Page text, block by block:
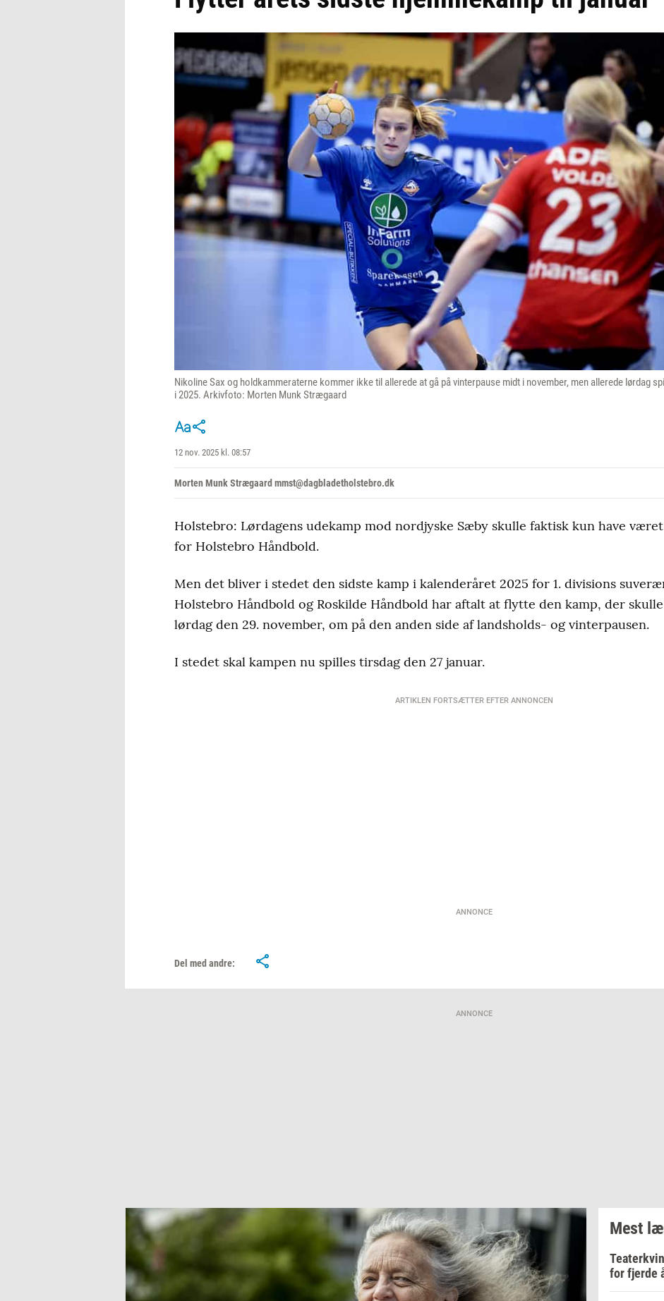
Nikoline Sax og holdkammeraterne kommer ikke til allerede at gå på vinterpause midt i november, men allerede lørdag
i 2025. Arkivfoto: Morten Munk Strægaard
12 nov. 2025 kl. 08:57
Morten Munk Strægaard mmst@dagbladetholstebro.dk
Holstebro: Lørdagens udekamp mod nordjyske Sæby skulle faktisk kun have
for Holstebro Håndbold.
Men det bliver i stedet den sidste kamp i kalenderåret 2025 for 1. divisions
Holstebro Håndbold og Roskilde Håndbold har aftalt at flytte den kamp, der
lørdag den 29. november, om på den anden side af landsholds- og vinterpausen.
I stedet skal kampen nu spilles tirsdag den 27 januar.
ARTIKLEN FORTSÆTTER EFTER ANNONCEN
ANNONCE
Del med andre:
ANNONCE
Mest
for fjerde